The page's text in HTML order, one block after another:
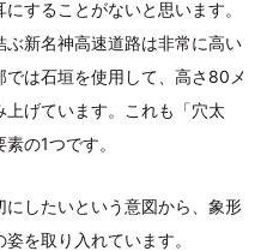
することがないと思います。
新名神高速道路は非常に高い
は石垣を使用して、高さ80メ
げています。これも「穴太
の1つです。
にしたいという意図から、象形
を取り入れています。